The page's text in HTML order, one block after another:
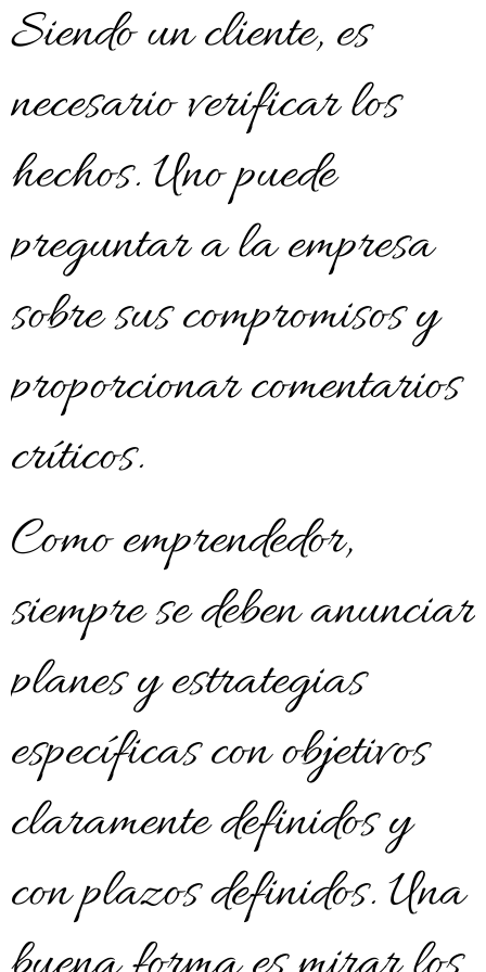
Siendo un cliente, es
necesario verificar los
hechos. Uno puede
preguntar a la empresa
sobre sus compromisos y
proporcionar comentarios
críticos.
Como emprendedor,
siempre se deben anunciar
planes y estrategias
específicas con objetivos
claramente definidos y
con plazos definidos. Una